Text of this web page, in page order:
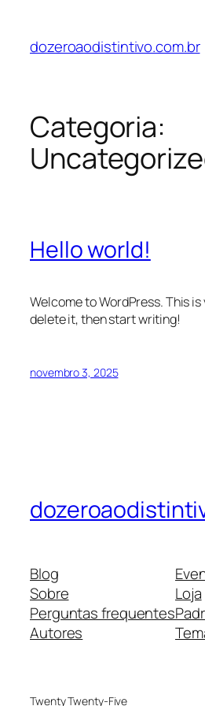
dozeroaodistintivo.com.br
Categoria:
Hello world!
Welcome to WordPress. This
delete it, then start writing!
novembro 3, 2025
Blog
Sobre
Perguntas frequentes
Autores
Loja
Twenty Twenty-Five